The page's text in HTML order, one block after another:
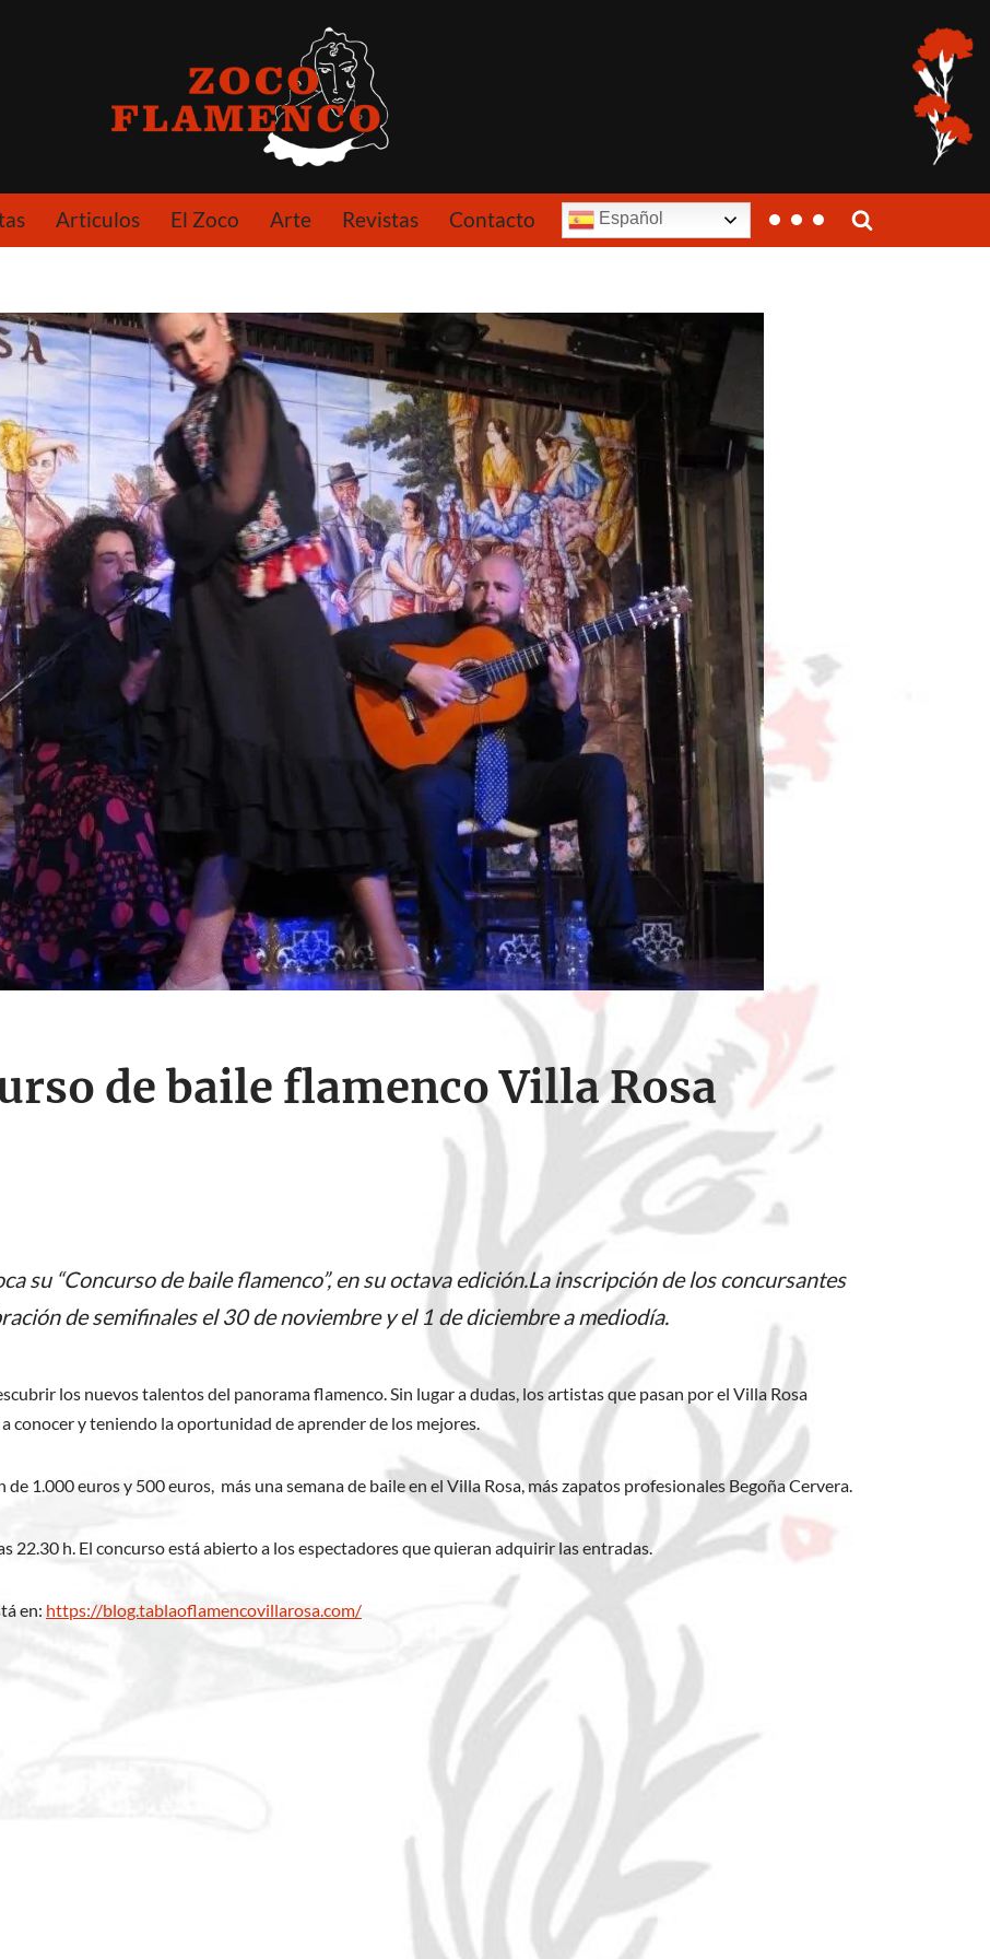
Articulos El Zoco Arte Revistas Contacto Español
de baile flamenco Villa Rosa
su “Concurso de baile flamenco”, en su octava edición.La inscripción de los concursantes
de semifinales el 30 de noviembre y el 1 de diciembre a mediodía.
los nuevos talentos del panorama flamenco. Sin lugar a dudas, los artistas que pasan por el Villa Rosa
conocer y teniendo la oportunidad de aprender de los mejores.
1.000 euros y 500 euros, más una semana de baile en el Villa Rosa, más zapatos profesionales Begoña Cervera.
22.30 h. El concurso está abierto a los espectadores que quieran adquirir las entradas.
en: https://blog.tablaoflamencovillarosa.com/